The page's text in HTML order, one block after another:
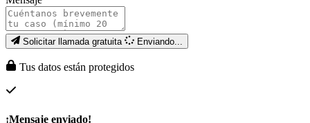
Solicitar llamada gratuita Enviando...
Tus datos están protegidos
¡Mensaje enviado!